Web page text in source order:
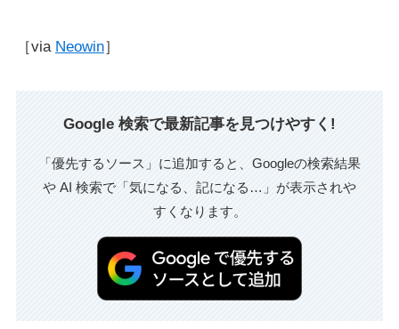
［via Neowin］
Google 検索で最新記事を見つけやすく!
「優先するソース」に追加すると、Googleの検索結果
や AI 検索で「気になる、記になる…」が表示されや
すくなります。